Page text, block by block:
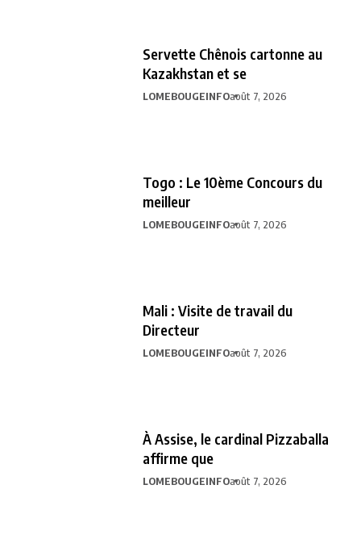
Servette Chênois cartonne au
Kazakhstan et se
LOMEBOUGEINFOaoût 7, 2026
Togo : Le 10ème Concours du
meilleur
LOMEBOUGEINFOaoût 7, 2026
Mali : Visite de travail du
Directeur
LOMEBOUGEINFOaoût 7, 2026
À Assise, le cardinal Pizzaballa
affirme que
LOMEBOUGEINFOaoût 7, 2026